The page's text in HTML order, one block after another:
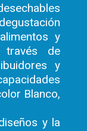
y
través de
y
Blanco,
y la